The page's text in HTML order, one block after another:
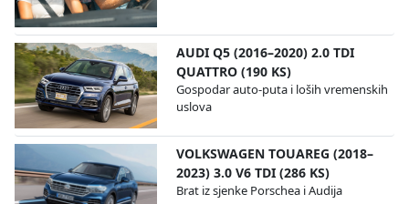
AUDI Q5 (2016–2020) 2.0 TDI
QUATTRO (190 KS)
Gospodar auto-puta i loših vremenskih
uslova
VOLKSWAGEN TOUAREG (2018–
2023) 3.0 V6 TDI (286 KS)
Brat iz sjenke Porschea i Audija